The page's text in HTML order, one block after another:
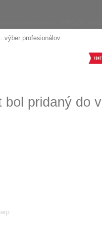
profesionálov
bol pridaný do